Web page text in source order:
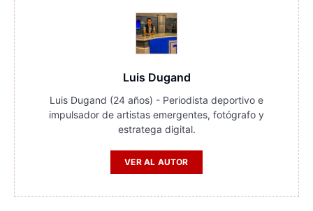
Luis Dugand
Luis Dugand (24 años) - Periodista deportivo e
impulsador de artistas emergentes, fotógrafo y
estratega digital.
VER AL AUTOR